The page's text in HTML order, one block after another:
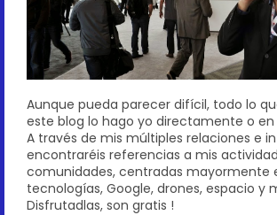
Aunque pueda parecer difícil, todo lo
este blog lo hago yo directamente o
A través de mis múltiples relaciones e
encontraréis referencias a mis
comunidades, centradas mayormente
tecnologías, Google, drones, espacio y
Disfrutadlas, son gratis !